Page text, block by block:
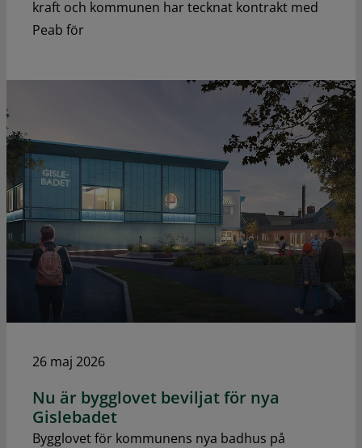
kraft och kommunen har tecknat kontrakt med
Peab för
26 maj 2026
Nu är bygglovet beviljat för nya
Gislebadet
Bygglovet för kommunens nya badhus på